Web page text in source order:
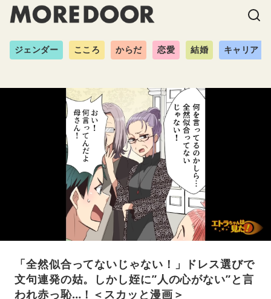
ジェンダー こころ からだ 恋愛 結婚 キャリア
「全然似合ってないじゃない！」ドレス選びで
文句連発の姑。しかし姪に”人の心がない”と言
われ赤っ恥…！＜スカッと漫画＞